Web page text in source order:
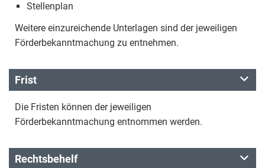
Stellenplan
Weitere einzureichende Unterlagen sind der jeweiligen
Förderbekanntmachung zu entnehmen.
Frist
Die Fristen können der jeweiligen
Förderbekanntmachung entnommen werden.
Rechtsbehelf